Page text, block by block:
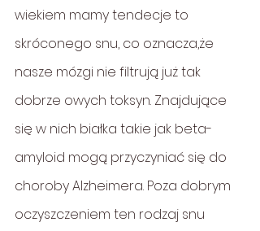
wiekiem mamy tendecje to
skróconego snu, co oznacza,że
nasze mózgi nie filtrują już tak
dobrze owych toksyn. Znajdujące
się w nich białka takie jak beta-
amyloid mogą przyczyniać się do
choroby Alzheimera. Poza dobrym
oczyszczeniem ten rodzaj snu